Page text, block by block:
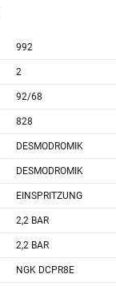
992
2
92/68
828
DESMODROMIK
DESMODROMIK
EINSPRITZUNG
2,2 BAR
2,2 BAR
NGK DCPR8E